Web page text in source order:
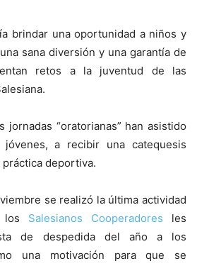
brindar una oportunidad a niños y
sana diversión y una garantía de
retos a la juventud de las
jornadas “oratorianas” han asistido
a recibir una catequesis
deportiva.
se realizó la última actividad
los Salesianos Cooperadores les
de despedida del año a los
una motivación para que se